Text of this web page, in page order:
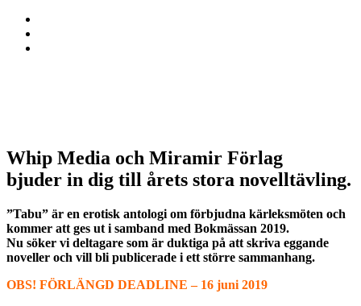
Whip Media och Miramir Förlag
bjuder in dig till årets stora novelltävling.
”Tabu” är en erotisk antologi om förbjudna kärleksmöten och
kommer att ges ut i samband med Bokmässan 2019.
Nu söker vi deltagare som är duktiga på att skriva eggande
noveller och vill bli publicerade i ett större sammanhang.
OBS! FÖRLÄNGD DEADLINE – 16 juni 2019